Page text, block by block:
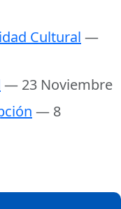
Cultural —
— 23 Noviembre
— 8